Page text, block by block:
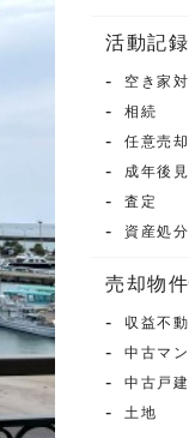
活動記録
空き家
相続
任意売却
成年後見
査定
資産処分
売却物
収益不
中古マ
中古戸
土地